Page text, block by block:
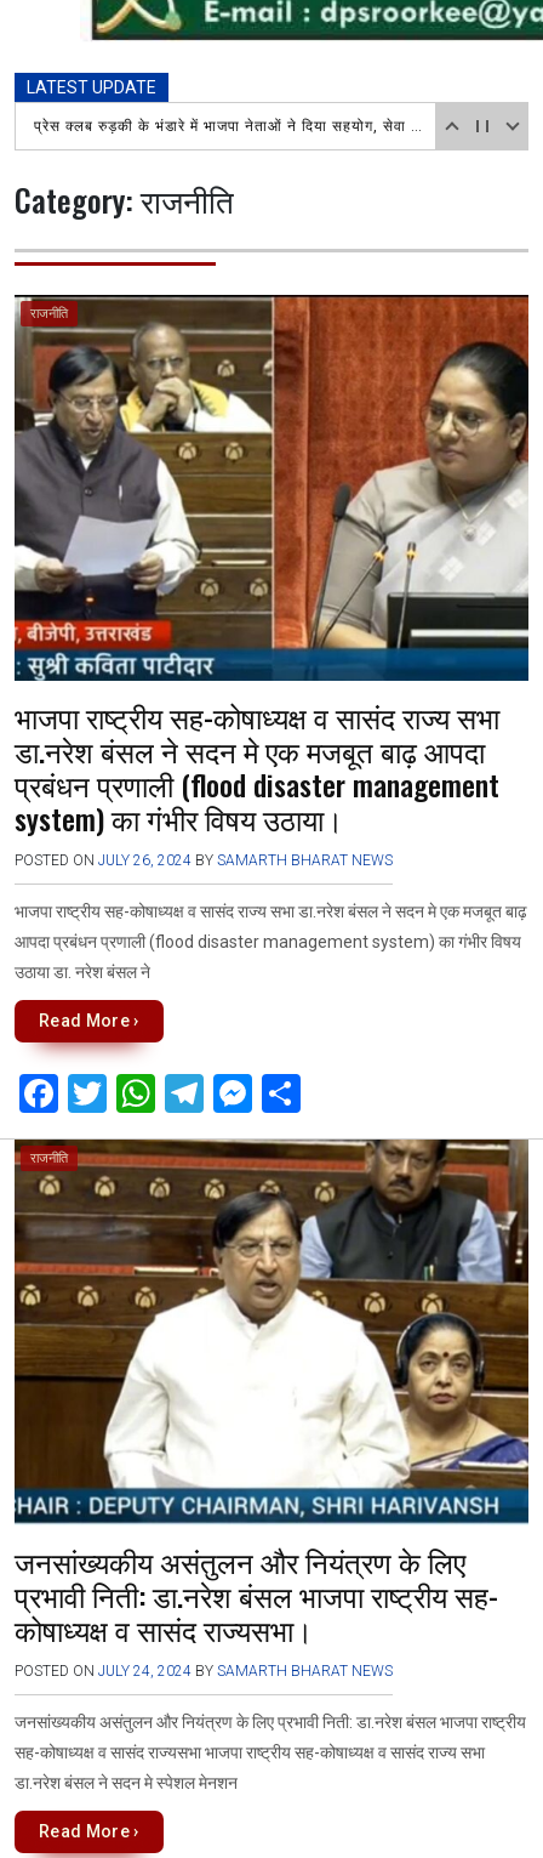
LATEST UPDATE
खोए बच्चे को सकुशल परिजनों से मिलाया, टेक्नोलॉजी बनी सहारा
Category:राजनीति
राजनीति
भाजपा राष्ट्रीय सह-कोषाध्यक्ष व सासंद राज्य सभा
डा.नरेश बंसल ने सदन मे एक मजबूत बाढ़ आपदा
प्रबंधन प्रणाली (flood disaster management
system) का गंभीर विषय उठाया।
POSTED ON JULY 26, 2024 BY SAMARTH BHARAT NEWS
भाजपा राष्ट्रीय सह-कोषाध्यक्ष व सासंद राज्य सभा डा.नरेश बंसल ने सदन मे एक मजबूत बाढ़
आपदा प्रबंधन प्रणाली (flood disaster management system) का गंभीर विषय
उठाया डा. नरेश बंसल ने
Read More ›
F
a
ce
b
o
o
k
T
wi
tt
er
W
h
at
s
A
p
p
T
el
e
gr
a
m
M
es
se
n
g
er
h
ar
e
राजनीति
जनसांख्यकीय असंतुलन और नियंत्रण के लिए
प्रभावी निती: डा.नरेश बंसल भाजपा राष्ट्रीय सह-
कोषाध्यक्ष व सासंद राज्यसभा।
POSTED ON JULY 24, 2024 BY SAMARTH BHARAT NEWS
जनसांख्यकीय असंतुलन और नियंत्रण के लिए प्रभावी निती: डा.नरेश बंसल भाजपा राष्ट्रीय
सह-कोषाध्यक्ष व सासंद राज्यसभा भाजपा राष्ट्रीय सह-कोषाध्यक्ष व सासंद राज्य सभा
डा.नरेश बंसल ने सदन मे स्पेशल मेनशन
Read More ›